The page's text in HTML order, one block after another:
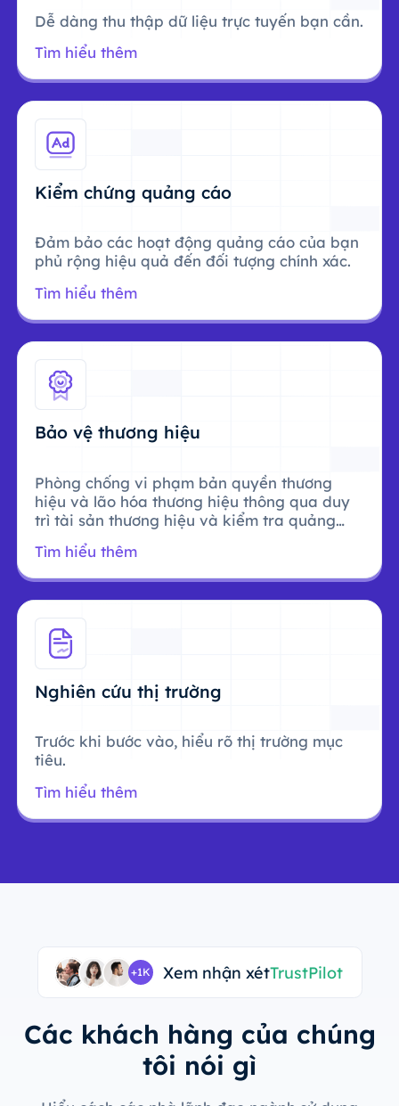
Dễ dàng thu thập dữ liệu trực tuyến bạn cần.
Tìm hiểu thêm
Kiểm chứng quảng cáo
Đảm bảo các hoạt động quảng cáo của bạn
phủ rộng hiệu quả đến đối tượng chính xác.
Tìm hiểu thêm
Bảo vệ thương hiệu
Phòng chống vi phạm bản quyền thương
hiệu và lão hóa thương hiệu thông qua duy
trì tài sản thương hiệu và kiểm tra quảng
Tìm hiểu thêm
Nghiên cứu thị trường
Trước khi bước vào, hiểu rõ thị trường mục
tiêu.
Tìm hiểu thêm
+1K Xem nhận xétTrustPilot
Các khách hàng của chúng
tôi nói gì